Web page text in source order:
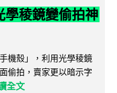
學稜鏡變偷拍神
機殼」，利用光學稜鏡
偷拍，賣家更以暗示字
全文